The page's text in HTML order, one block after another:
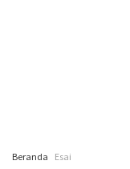
Beranda Esai